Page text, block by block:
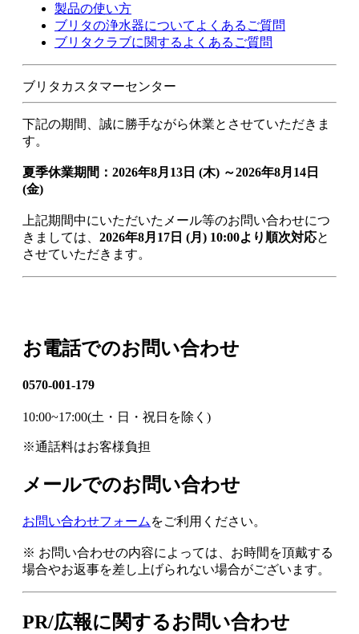
製品の使い方
ブリタの浄水器についてよくあるご質問
ブリタクラブに関するよくあるご質問
ブリタカスタマーセンター
下記の期間、誠に勝手ながら休業とさせていただきま
す。
夏季休業期間：2026年8月13日 (木) ～2026年8月14日
(金)
上記期間中にいただいたメール等のお問い合わせにつ
きましては、 2026年8月17日 (月) 10:00より順次対応と
させていただきます。
お電話でのお問い合わせ
0570-001-179
10:00~17:00(土・日・祝日を除く)
※通話料はお客様負担
メールでのお問い合わせ
お問い合わせフォーム をご利用ください。
※ お問い合わせの内容によっては、お時間を頂戴する
場合やお返事を差し上げられない場合がございます。
PR/広報に関するお問い合わせ